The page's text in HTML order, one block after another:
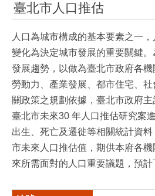
臺北市人口推估
人口為城市構成的基本要素之一
變化為決定城市發展的重要關鍵
發展趨勢，以做為臺北市政府各機
勞動力、產業發展、都市住宅、
關政策之規劃依據，臺北市政府
臺北市未來30 年人口推估研究案
出生、死亡及遷徙等相關統計資
市未來人口推估值，期供本府各
來所需面對的人口重要議題，預計